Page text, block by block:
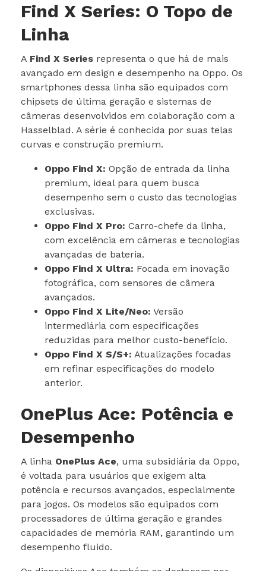
Find X Series: O Topo de
Linha
A Find X Series representa o que há de mais
avançado em design e desempenho na Oppo. Os
smartphones dessa linha são equipados com
chipsets de última geração e sistemas de
câmeras desenvolvidos em colaboração com a
Hasselblad. A série é conhecida por suas telas
curvas e construção premium.
Oppo Find X: Opção de entrada da linha
premium, ideal para quem busca
desempenho sem o custo das tecnologias
exclusivas.
Oppo Find X Pro: Carro-chefe da linha,
com excelência em câmeras e tecnologias
avançadas de bateria.
Oppo Find X Ultra: Focada em inovação
fotográfica, com sensores de câmera
avançados.
Oppo Find X Lite/Neo: Versão
intermediária com especificações
reduzidas para melhor custo-benefício.
Oppo Find X S/S+: Atualizações focadas
em refinar especificações do modelo
anterior.
OnePlus Ace: Potência e
Desempenho
A linha OnePlus Ace, uma subsidiária da Oppo,
é voltada para usuários que exigem alta
potência e recursos avançados, especialmente
para jogos. Os modelos são equipados com
processadores de última geração e grandes
capacidades de memória RAM, garantindo um
desempenho fluido.